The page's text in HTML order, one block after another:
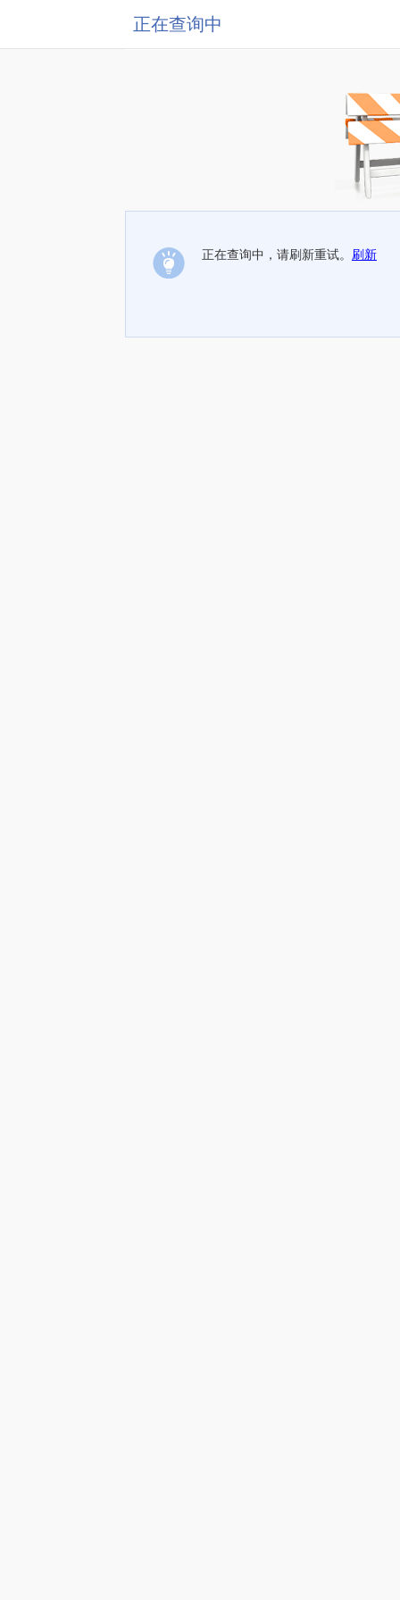
正在查询中
正在查询中，请刷新重试。 刷新